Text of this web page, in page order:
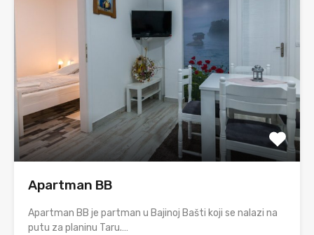
Apartman BB
Apartman BB je partman u Bajinoj Bašti koji se nalazi na
putu za planinu Taru.…